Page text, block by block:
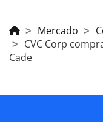
Mercado
CVC Corp
Cade